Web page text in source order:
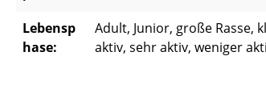
Lebensp
hase:
Adult, Junior, große Rasse,
aktiv, sehr aktiv, weniger